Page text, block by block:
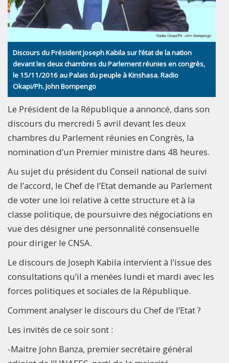
Discours du Président Joseph Kabila sur l’état de la nation
devant les deux chambres du Parlement réunies en congrès,
le 15/11/2016 au Palais du peuple à Kinshasa. Radio
Okapi/Ph. John Bompengo
Le Président de la République a annoncé, dans son
discours du mercredi 5 avril devant les deux
chambres du Parlement réunies en Congrès, la
nomination d’un Premier ministre dans 48 heures.
Au sujet du président du Conseil national de suivi
de l’accord, le Chef de l’Etat demande au Parlement
de voter une loi relative à cette structure et à la
classe politique, de poursuivre des négociations en
vue des désigner une personnalité consensuelle
pour diriger le CNSA.
Le discours de Joseph Kabila intervient à l’issue des
consultations qu’il a menées lundi et mardi avec les
forces politiques et sociales de la République.
Comment analyser le discours du Chef de l’Etat ?
Les invités de ce soir sont :
-Maitre John Banza, premier secrétaire général